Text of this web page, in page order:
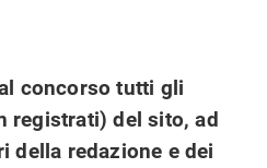
concorso tutti gli
registrati) del sito, ad
della redazione e dei